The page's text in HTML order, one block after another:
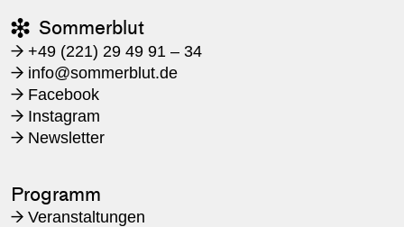
 Sommerblut
→ +49 (221) 29 49 91 – 34
→ ​info@sommerblut.de
→ Facebook
→ Instagram
→ Newsletter
Programm
→ Veranstaltungen